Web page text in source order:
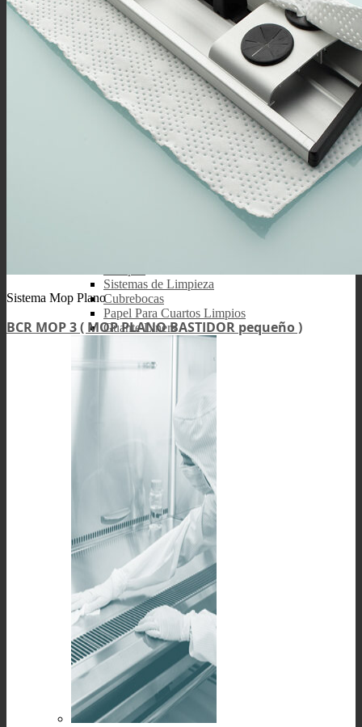
Sistemas de Limpieza
Cubrebocas
Papel Para Cuartos Limpios
Guante Liners
Sistema Mop Plano
BCR MOP 3 ( MOP PLANO BASTIDOR pequeño )